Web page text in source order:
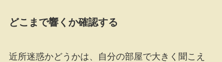
どこまで響くか確認する
近所迷惑かどうかは、自分の部屋で大きく聞こえ